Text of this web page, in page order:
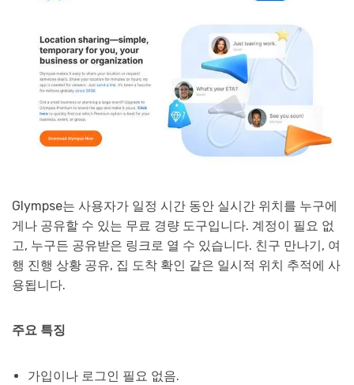
Glympse는 사용자가 일정 시간 동안 실시간 위치를 누구에
게나 공유할 수 있는 무료 경량 도구입니다. 계정이 필요 없
고, 누구든 공유받은 링크로 열 수 있습니다. 친구 만나기, 여
행 진행 상황 공유, 집 도착 확인 같은 일시적 위치 추적에 사
용됩니다.
주요 특징
가입이나 로그인 필요 없음.